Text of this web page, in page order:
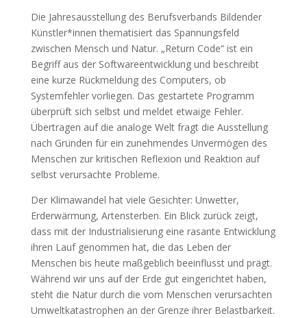
Die Jahresausstellung des Berufsverbands Bildender
Künstler*innen thematisiert das Spannungsfeld
zwischen Mensch und Natur. „Return Code“ ist ein
Begriff aus der Softwareentwicklung und beschreibt
eine kurze Rückmeldung des Computers, ob
Systemfehler vorliegen. Das gestartete Programm
überprüft sich selbst und meldet etwaige Fehler.
Übertragen auf die analoge Welt fragt die Ausstellung
nach Gründen für ein zunehmendes Unvermögen des
Menschen zur kritischen Reflexion und Reaktion auf
selbst verursachte Probleme.
Der Klimawandel hat viele Gesichter: Unwetter,
Erderwärmung, Artensterben. Ein Blick zurück zeigt,
dass mit der Industrialisierung eine rasante Entwicklung
ihren Lauf genommen hat, die das Leben der
Menschen bis heute maßgeblich beeinflusst und prägt.
Während wir uns auf der Erde gut eingerichtet haben,
steht die Natur durch die vom Menschen verursachten
Umweltkatastrophen an der Grenze ihrer Belastbarkeit.